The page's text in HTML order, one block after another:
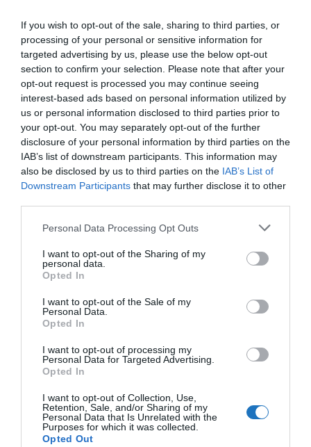
If you wish to opt-out of the sale, sharing to third parties, or
processing of your personal or sensitive information for
targeted advertising by us, please use the below opt-out
section to confirm your selection. Please note that after your
opt-out request is processed you may continue seeing
interest-based ads based on personal information utilized by
us or personal information disclosed to third parties prior to
your opt-out. You may separately opt-out of the further
disclosure of your personal information by third parties on the
IAB’s list of downstream participants. This information may
also be disclosed by us to third parties on the IAB’s List of
Downstream Participants that may further disclose it to other
Please note that this website/app uses one or more Google
not limited to your visit or usage behaviour. You may click to
grant or deny consent to Google and its third-party tags to
use your data for below specified purposes in below Google
consent section.
Personal Data Processing Opt Outs
I want to opt-out of the Sharing of my
personal data.
Opted In
I want to opt-out of the Sale of my
Personal Data.
Opted In
I want to opt-out of processing my
Personal Data for Targeted Advertising.
Opted In
I want to opt-out of Collection, Use,
Retention, Sale, and/or Sharing of my
Personal Data that Is Unrelated with the
Purposes for which it was collected.
Opted Out
vendégeket a mindig rendezett, virágos park mellett
ehhez méltó épített környezet is várja.
Fürdős hírekkel, információkkal, akciókkal vár a
Gyógyfürdők csoport, csatlakozz, vagy iratkozz fel
hírlevelünkre .
Megosztás
Kérem nap végén az aznapi friss cikkeket!
HARKÁNYI GYÓGYFÜRDŐ MAGYARORSZÁG
"Az ember, aki a tengert nézi, szerelemtől
sújtott gyerek." Jean-Michel Maulpoix